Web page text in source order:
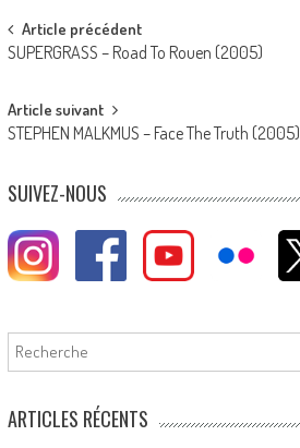
Post
navigation
Article précédent
SUPERGRASS – Road To Rouen (2005)
Article suivant
STEPHEN MALKMUS – Face The Truth (2005)
SUIVEZ-NOUS
Rechercher
ARTICLES RÉCENTS